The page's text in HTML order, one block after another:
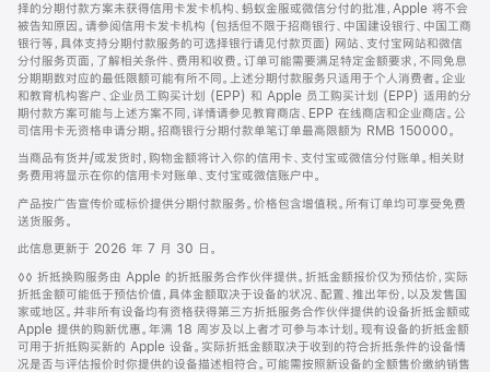
择的分期付款方案未获得信用卡发卡机构、蚂蚁金服或微信分付的批准，Apple 将不会
被告知原因。请参阅信用卡发卡机构 (包括但不限于招商银行、中国建设银行、中国工商
银行等，具体支持分期付款服务的可选择银行请见付款页面) 网站、支付宝网站和微信
分付服务页面，了解相关条件、费用和收费。订单可能需要满足特定金额要求，不同免息
分期期数对应的最低限额可能有所不同。上述分期付款服务只适用于个人消费者。企业
和教育机构客户、企业员工购买计划 (EPP) 和 Apple 员工购买计划 (EPP) 适用的分
期付款方案可能与上述方案不同，详情请参见教育商店、EPP 在线商店和企业商店。公
司信用卡无资格申请分期。招商银行分期付款单笔订单最高限额为 RMB 150000。
当商品有货并/或发货时，购物金额将计入你的信用卡、支付宝或微信分付账单。相关财
务费用将显示在你的信用卡对账单、支付宝或微信账户中。
产品按广告宣传价或标价提供分期付款服务。价格包含增值税。所有订单均可享受免费
送货服务。
此信息更新于 2026 年 7 月 30 日。
脚
注
◊◊ 折抵换购服务由 Apple 的折抵服务合作伙伴提供。折抵金额报价仅为预估价，实际
折抵金额可能低于预估价值，具体金额取决于设备的状况、配置、推出年份，以及发售国
家或地区。并非所有设备均有资格获得第三方折抵服务合作伙伴提供的设备折抵金额或
Apple 提供的购新优惠。年满 18 周岁及以上者才可参与本计划。现有设备的折抵金额
可用于折抵购买新的 Apple 设备。实际折抵金额取决于收到的符合折抵条件的设备情
况是否与评估报价时你提供的设备描述相符合。可能需按照新设备的全额售价缴纳销售